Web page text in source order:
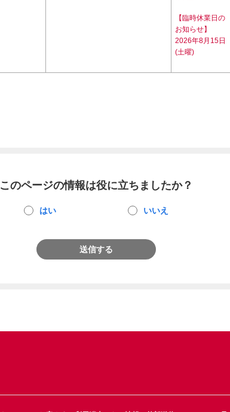
【臨時休業日の
お知らせ】
2026年8月15日
(土曜)
このページの情報は役に立ちましたか？
はい いいえ
送信する